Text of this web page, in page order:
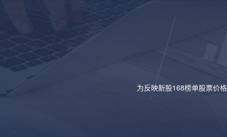
为反映新股168榜单股票价